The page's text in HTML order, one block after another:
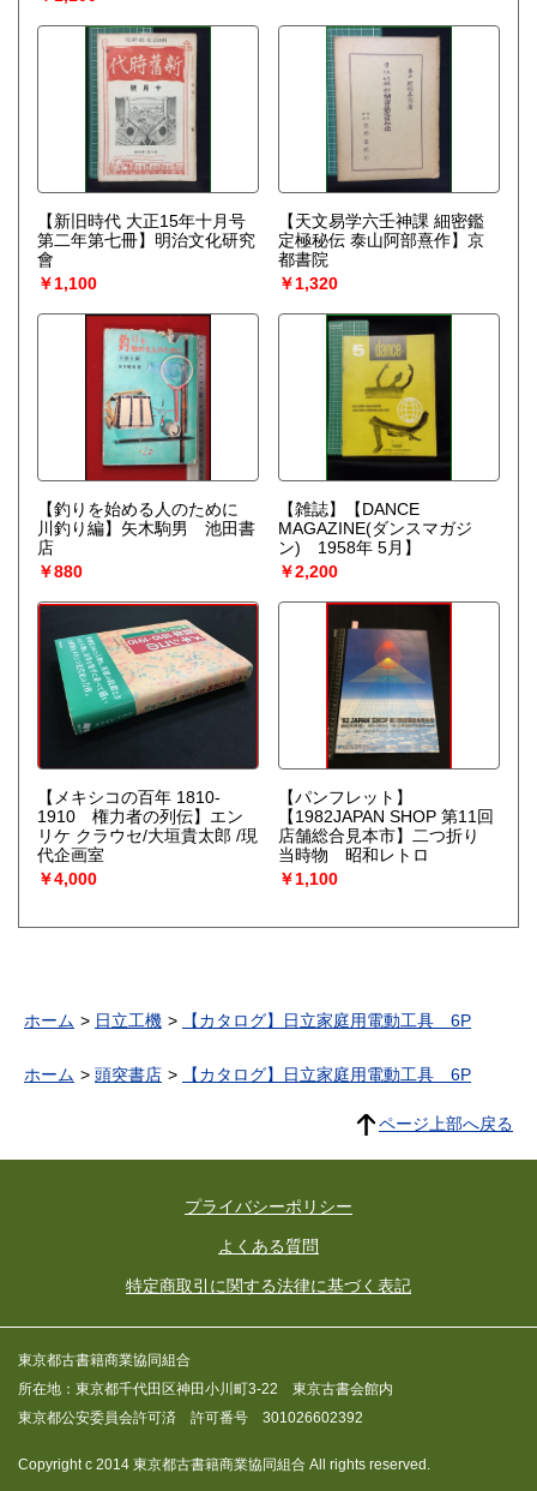
【新旧時代 大正15年十月号
第二年第七冊】明治文化研究
會
￥1,100
【天文易学六壬神課 細密鑑
定極秘伝 泰山阿部熹作】京
都書院
￥1,320
【釣りを始める人のために
川釣り編】矢木駒男 池田書
店
￥880
【雑誌】【DANCE
MAGAZINE(ダンスマガジ
ン) 1958年 5月】
￥2,200
【メキシコの百年 1810‐
1910 権力者の列伝】エン
リケ クラウセ/大垣貴太郎 /現
代企画室
￥4,000
【パンフレット】
【1982JAPAN SHOP 第11回
店舗総合見本市】二つ折り
当時物 昭和レトロ
￥1,100
ホーム 日立工機 【カタログ】日立家庭用電動工具 6P
ホーム 頭突書店 【カタログ】日立家庭用電動工具 6P
ページ上部へ戻る
プライバシーポリシー
よくある質問
特定商取引に関する法律に基づく表記
東京都古書籍商業協同組合
所在地：東京都千代田区神田小川町3-22 東京古書会館内
東京都公安委員会許可済 許可番号 301026602392
Copyright c 2014 東京都古書籍商業協同組合 All rights reserved.